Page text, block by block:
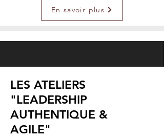
En savoir plus
LES ATELIERS
"LEADERSHIP
AUTHENTIQUE &
AGILE"